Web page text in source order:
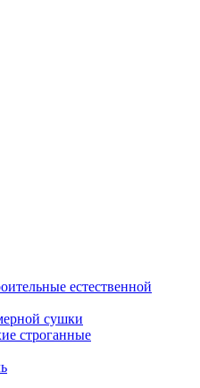
естественной
сушки
строганные